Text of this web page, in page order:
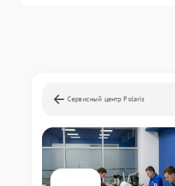
Сервисный центр Polaris